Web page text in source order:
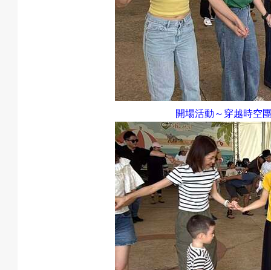
開場活動～穿越時空